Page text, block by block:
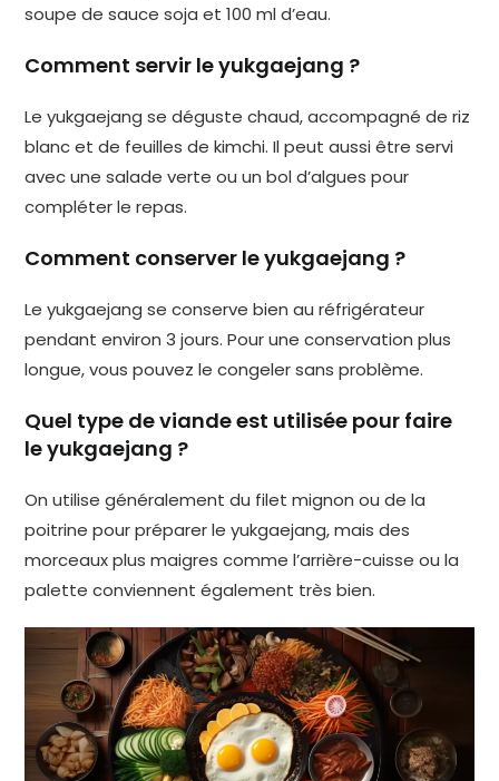
soupe de sauce soja et 100 ml d’eau.
Comment servir le yukgaejang ?
Le yukgaejang se déguste chaud, accompagné de riz
blanc et de feuilles de kimchi. Il peut aussi être servi
avec une salade verte ou un bol d’algues pour
compléter le repas.
Comment conserver le yukgaejang ?
Le yukgaejang se conserve bien au réfrigérateur
pendant environ 3 jours. Pour une conservation plus
longue, vous pouvez le congeler sans problème.
Quel type de viande est utilisée pour faire
le yukgaejang ?
On utilise généralement du filet mignon ou de la
poitrine pour préparer le yukgaejang, mais des
morceaux plus maigres comme l’arrière-cuisse ou la
palette conviennent également très bien.